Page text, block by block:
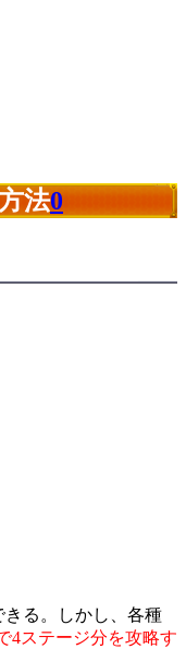
法0
きる。しかし、各種
4ステージ分を攻略す